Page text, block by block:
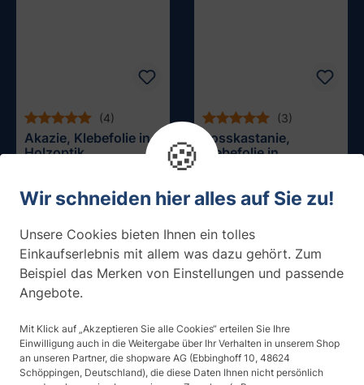
(4)
Akazie, Klebefolie in
Holzoptik
(3)
Rosskastanie,
Klebefolie in
🍪
Wir schneiden hier alles auf Sie zu!
Unsere Cookies bieten Ihnen ein tolles
Einkaufserlebnis mit allem was dazu gehört. Zum
Beispiel das Merken von Einstellungen und passende
Angebote.
Mit Klick auf „Akzeptieren Sie alle Cookies“ erteilen Sie Ihre
Einwilligung auch in die Weitergabe über Ihr Verhalten in unserem Shop
an unseren Partner, die shopware AG (Ebbinghoff 10, 48624
Schöppingen, Deutschland), die diese Daten Ihnen nicht persönlich